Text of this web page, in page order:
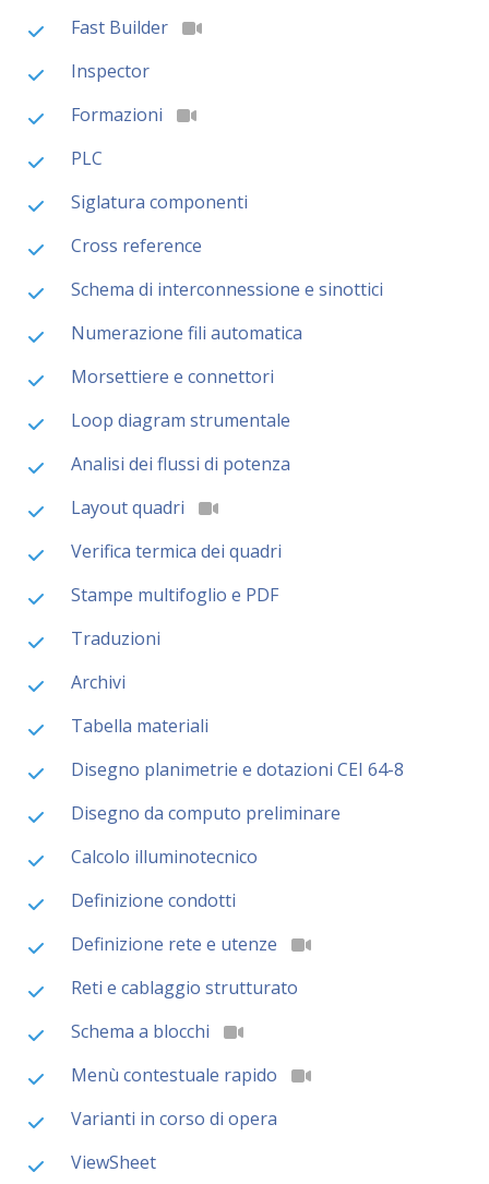
Fast Builder
Inspector
Formazioni
PLC
Siglatura componenti
Cross reference
Schema di interconnessione e sinottici
Numerazione fili automatica
Morsettiere e connettori
Loop diagram strumentale
Analisi dei flussi di potenza
Layout quadri
Verifica termica dei quadri
Stampe multifoglio e PDF
Traduzioni
Archivi
Tabella materiali
Disegno planimetrie e dotazioni CEI 64-8
Disegno da computo preliminare
Calcolo illuminotecnico
Definizione condotti
Definizione rete e utenze
Reti e cablaggio strutturato
Schema a blocchi
Menù contestuale rapido
Varianti in corso di opera
ViewSheet